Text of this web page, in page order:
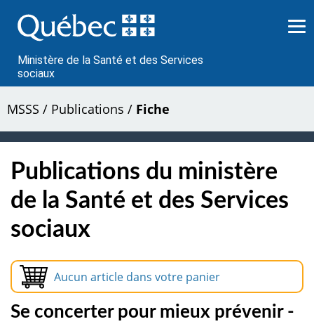
au
contenu
Ministère de la Santé et des Services
sociaux
MSSS / Publications / Fiche
Publications du ministère
de la Santé et des Services
sociaux
Aucun article dans votre panier
Se concerter pour mieux prévenir -